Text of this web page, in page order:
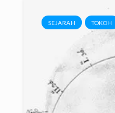
SEJARAH TOKOH